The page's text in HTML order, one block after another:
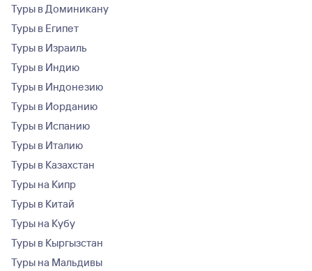
Туры в Доминикану
Туры в Египет
Туры в Израиль
Туры в Индию
Туры в Индонезию
Туры в Иорданию
Туры в Испанию
Туры в Италию
Туры в Казахстан
Туры на Кипр
Туры в Китай
Туры на Кубу
Туры в Кыргызстан
Туры на Мальдивы